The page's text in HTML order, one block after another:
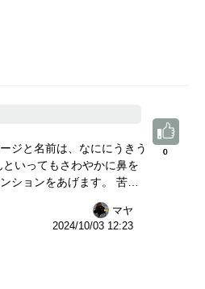
ジと名前は、なににうきう
いってもさわやかに鼻を
ションをあげます。 苦み
かにあるとちょっと華やぎ
マヤ
2024/10/03 12:23
0
0